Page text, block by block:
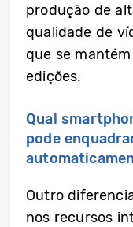
produção de
qualidade de
que se
edições.
Qual
pode
Outro
nos recursos